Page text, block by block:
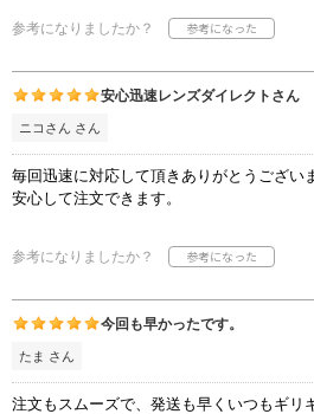
参考になりましたか？
安心迅速レンズダイレクトさん
ニコさん さん
毎回迅速に対応して頂きありがとうござい
安心して注文できます。
参考になりましたか？
今回も早かったです。
たま さん
注文もスムーズで、発送も早くいつもギリ